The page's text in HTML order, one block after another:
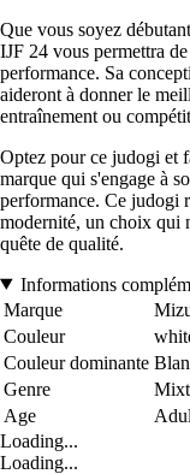
Que vous soyez
IJF 24 vous permettra
performance. Sa
aideront à donner le
entraînement ou
Optez pour ce judogi et
marque qui s'engage à
performance. Ce judogi
modernité, un choix qui
quête de qualité.
Informations
Marque
Couleur
Couleur dominante
Genre
Age
Loading...
Loading...